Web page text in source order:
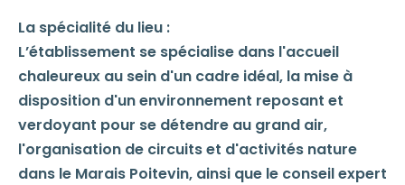
La spécialité du lieu :
L’établissement se spécialise dans l'accueil
chaleureux au sein d'un cadre idéal, la mise à
disposition d'un environnement reposant et
verdoyant pour se détendre au grand air,
l'organisation de circuits et d'activités nature
dans le Marais Poitevin, ainsi que le conseil expert